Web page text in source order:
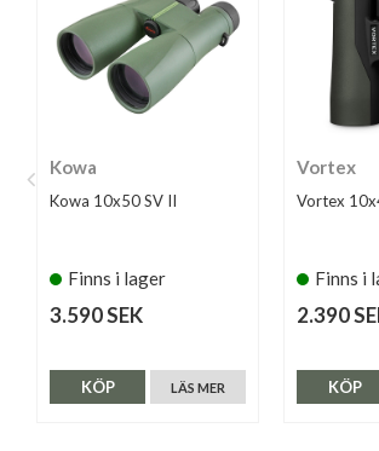
Kowa
Kowa 10x50 SV II
Finns i lager
3.590 SEK
LÄS MER
KÖP
Vortex
Vortex
Finns i
2.390
KÖP